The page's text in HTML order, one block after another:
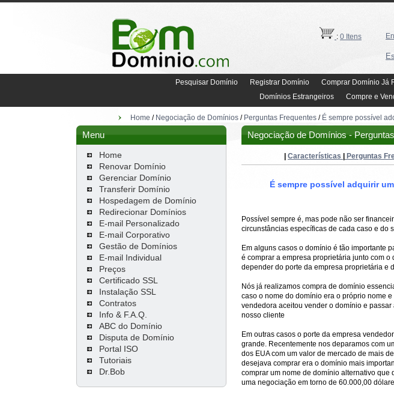
: 0 Itens
Pesquisar Domínio Registrar Domínio Comprar Domínio Já
Domínios Estrangeiros
Compre e
Home / Negociação de Domínios / Perguntas Frequentes / É sempre possível
Menu
Home
Renovar Domínio
Gerenciar Domínio
Transferir Domínio
Hospedagem de Domínio
Redirecionar Domínios
E-mail Personalizado
E-mail Corporativo
Gestão de Domínios
E-mail Individual
Preços
Certificado SSL
Instalação SSL
Contratos
Info & F.A.Q.
ABC do Domínio
Disputa de Domínio
Portal ISO
Tutoriais
Dr.Bob
Negociação de Domínios -
| Características | Perguntas
É sempre possível adquirir
Possível sempre é, mas pode não ser
circunstâncias específicas de cada caso e do
Em alguns casos o domínio é tão importante
é comprar a empresa proprietária junto com
depender do porte da empresa proprietária e
Nós já realizamos compra de domínio
caso o nome do domínio era o próprio nome
vendedora aceitou vender o domínio e
nosso cliente
Em outras casos o porte da empresa
grande. Recentemente nos deparamos com
dos EUA com um valor de mercado de mais
desejava comprar era o domínio mais
comprar um nome de domínio alternativo que
uma negociação em torno de 60.000,00